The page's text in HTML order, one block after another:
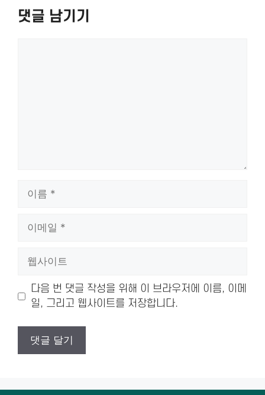
댓글 남기기
트
다음 번 댓글 작성을 위해 이 브라우저에 이름, 이메
일, 그리고 웹사이트를 저장합니다.